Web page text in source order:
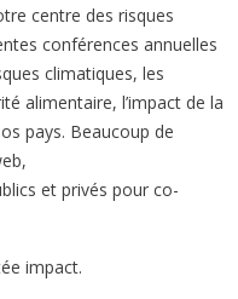
centre des risques
conférences annuelles
climatiques, les
alimentaire, l’impact de la
pays. Beaucoup de
et privés pour co-
impact.